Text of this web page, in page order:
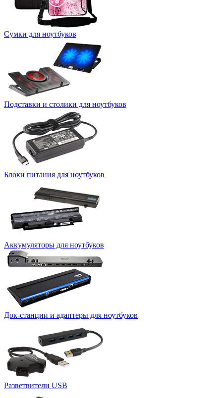
Сумки для ноутбуков
Подставки и столики для ноутбуков
Блоки питания для ноутбуков
Аккумуляторы для ноутбуков
Док-станции и адаптеры для ноутбуков
Разветвители USB